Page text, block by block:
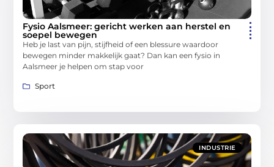
Fysio Aalsmeer: gericht werken aan herstel en
soepel bewegen
Heb je last van pijn, stijfheid of een blessure waardoor
bewegen minder makkelijk gaat? Dan kan een fysio in
Aalsmeer je helpen om stap voor
Sport
INDUSTRIE